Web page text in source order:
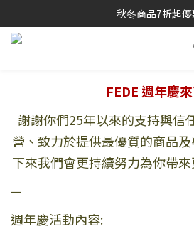
秋冬商品7折起優
秋冬商品7折起優
FEDE 週年慶
謝謝你們25年以來的支持與信
營、致力於提供最優質的商品
下來我們會更持續努力為你帶
—
週年慶活動內容: